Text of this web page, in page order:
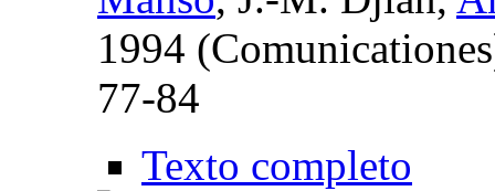
1994
77-84
Texto completo